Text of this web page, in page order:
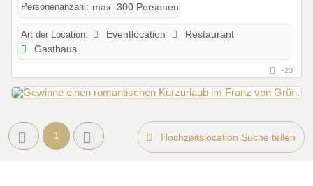
Personenanzahl: max. 300 Personen
Art der Location: Eventlocation
Restaurant
Gasthaus
-23
1 Hochzeitslocation Suche teilen